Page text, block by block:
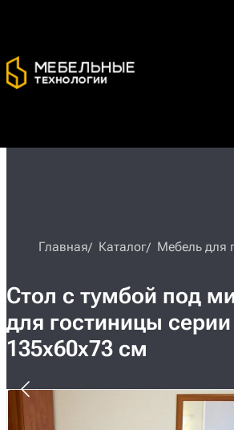
Главная Каталог Мебель для
Стол с тумбой под
для гостиницы
135х60х73 см